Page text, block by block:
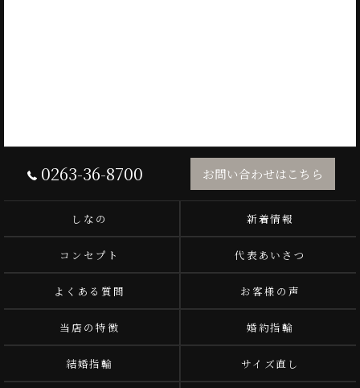
0263-36-8700 お問い合わせはこちら
しなの 新着情報
コンセプト 代表あいさつ
よくある質問 お客様の声
当店の特徴 婚約指輪
結婚指輪 サイズ直し